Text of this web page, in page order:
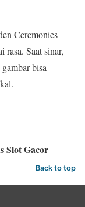
Ceremonies
rasa. Saat sinar,
bisa
Slot Gacor
Back to top